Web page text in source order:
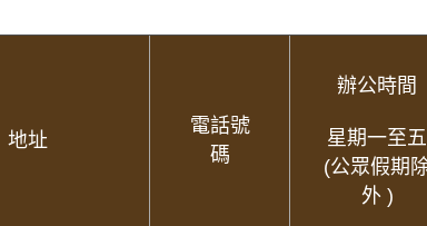
地址
電話號
碼
辦公時間
星期一至五
(公眾假期
外 )